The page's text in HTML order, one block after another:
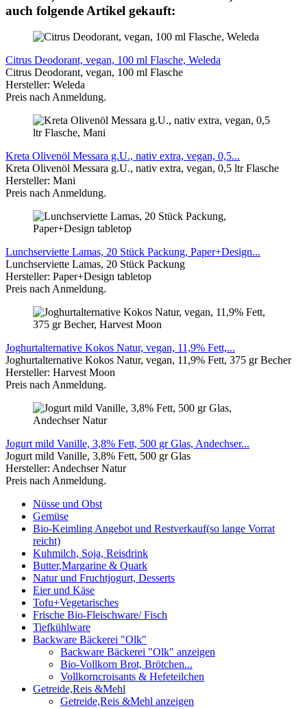
auch folgende Artikel gekauft:
Citrus Deodorant, vegan, 100 ml Flasche, Weleda
Citrus Deodorant, vegan, 100 ml Flasche
Hersteller: Weleda
Preis nach Anmeldung.
Kreta Olivenöl Messara g.U., nativ extra, vegan, 0,5...
Kreta Olivenöl Messara g.U., nativ extra, vegan, 0,5 ltr Flasche
Hersteller: Mani
Preis nach Anmeldung.
Lunchserviette Lamas, 20 Stück Packung, Paper+Design...
Lunchserviette Lamas, 20 Stück Packung
Hersteller: Paper+Design tabletop
Preis nach Anmeldung.
Joghurtalternative Kokos Natur, vegan, 11,9% Fett,...
Joghurtalternative Kokos Natur, vegan, 11,9% Fett, 375 gr Becher
Hersteller: Harvest Moon
Preis nach Anmeldung.
Jogurt mild Vanille, 3,8% Fett, 500 gr Glas, Andechser...
Jogurt mild Vanille, 3,8% Fett, 500 gr Glas
Hersteller: Andechser Natur
Preis nach Anmeldung.
Nüsse und Obst
Gemüse
Bio-Keimling Angebot und Restverkauf(so lange Vorrat
reicht)
Kuhmilch, Soja, Reisdrink
Butter,Margarine & Quark
Natur und Fruchtjogurt, Desserts
Eier und Käse
Tofu+Vegetarisches
Frische Bio-Fleischware/ Fisch
Tiefkühlware
Backware Bäckerei "Olk"
Backware Bäckerei "Olk" anzeigen
Bio-Vollkorn Brot, Brötchen...
Vollkorncroisants & Hefeteilchen
Getreide,Reis &Mehl
Getreide,Reis &Mehl anzeigen